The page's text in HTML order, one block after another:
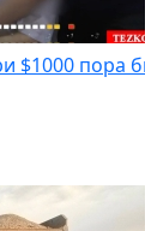
$1000 пора